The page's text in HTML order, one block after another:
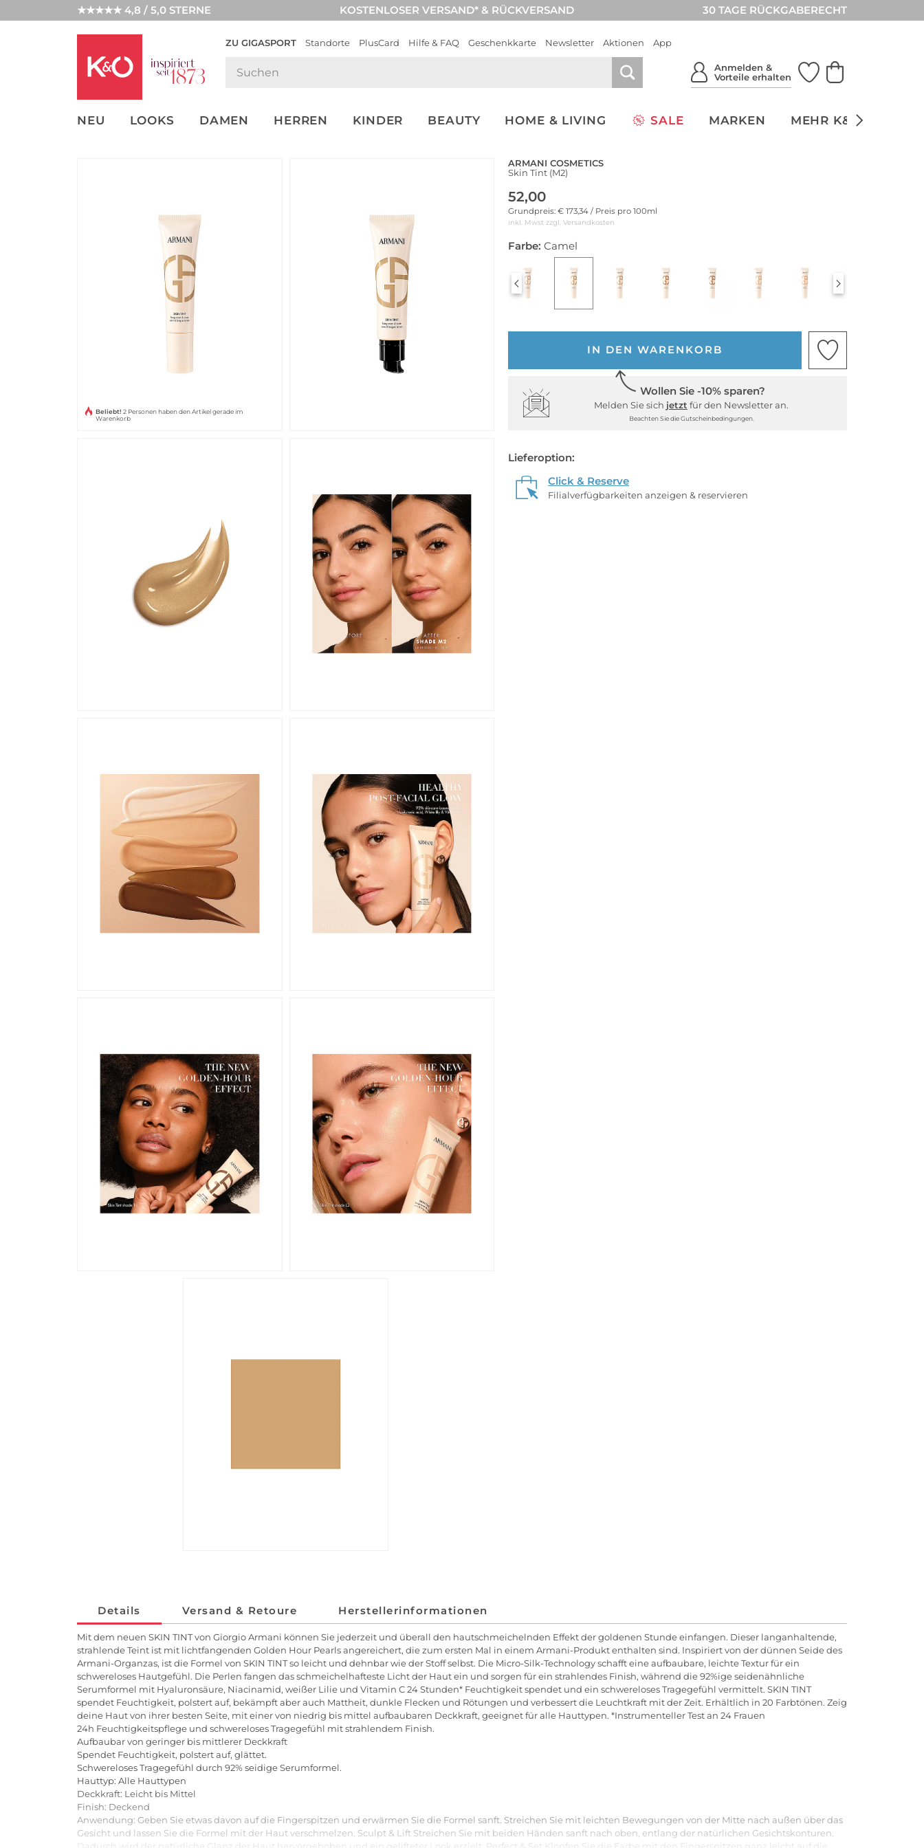
★★★★★ 4,8 / 5,0 STERNE KOSTENLOSER VERSAND* & RÜCKVERSAND 30 TAGE RÜCKGABERECHT
ZU GIGASPORT Standorte PlusCard Hilfe & FAQ Geschenkkarte Newsletter Aktionen App
Anmelden &
Vorteile erhalten
NEU LOOKS DAMEN HERREN KINDER BEAUTY HOME & LIVING SALE MARKEN MEHR K&Ö
UNSERE APP
CLICK &
Beliebt! 2 Personen haben den Artikel gerade im
Warenkorb
ARMANI COSMETICS
Skin Tint (M2)
52,00
Grundpreis: € 173,34 / Preis pro 100ml
inkl. Mwst zzgl. Versandkosten
Farbe: Camel
IN DEN WARENKORB
Wollen Sie -10% sparen?
Melden Sie sich jetzt für den Newsletter an.
Beachten Sie die Gutscheinbedingungen.
Lieferoption:
Click & Reserve
Filialverfügbarkeiten anzeigen & reservieren
Details Versand & Retoure Herstellerinformationen
Mit dem neuen SKIN TINT von Giorgio Armani können Sie jederzeit und überall den hautschmeichelnden Effekt der goldenen Stunde einfangen. Dieser langanhaltende,
strahlende Teint ist mit lichtfangenden Golden Hour Pearls angereichert, die zum ersten Mal in einem Armani-Produkt enthalten sind. Inspiriert von der dünnen Seide des
Armani-Organzas, ist die Formel von SKIN TINT so leicht und dehnbar wie der Stoff selbst. Die Micro-Silk-Technology schafft eine aufbaubare, leichte Textur für ein
schwereloses Hautgefühl. Die Perlen fangen das schmeichelhafteste Licht der Haut ein und sorgen für ein strahlendes Finish, während die 92%ige seidenähnliche
Serumformel mit Hyaluronsäure, Niacinamid, weißer Lilie und Vitamin C 24 Stunden* Feuchtigkeit spendet und ein schwereloses Tragegefühl vermittelt. SKIN TINT
spendet Feuchtigkeit, polstert auf, bekämpft aber auch Mattheit, dunkle Flecken und Rötungen und verbessert die Leuchtkraft mit der Zeit. Erhältlich in 20 Farbtönen. Zeig
deine Haut von ihrer besten Seite, mit einer von niedrig bis mittel aufbaubaren Deckkraft, geeignet für alle Hauttypen. *Instrumenteller Test an 24 Frauen
24h Feuchtigkeitspflege und schwereloses Tragegefühl mit strahlendem Finish.
Aufbaubar von geringer bis mittlerer Deckkraft
Spendet Feuchtigkeit, polstert auf, glättet.
Schwereloses Tragegefühl durch 92% seidige Serumformel.
Hauttyp: Alle Hauttypen
Deckkraft: Leicht bis Mittel
Finish: Deckend
Anwendung: Geben Sie etwas davon auf die Fingerspitzen und erwärmen Sie die Formel sanft. Streichen Sie mit leichten Bewegungen von der Mitte nach außen über das
Gesicht und lassen Sie die Formel mit der Haut verschmelzen. Sculpt & Lift Streichen Sie mit beiden Händen sanft nach oben, entlang der natürlichen Gesichtskonturen.